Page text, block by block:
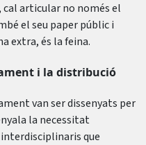
articular no només el
el seu paper públic i
extra, és la feina.
i la distribució
van ser dissenyats per
la necessitat
que